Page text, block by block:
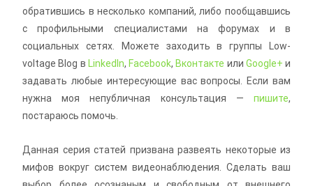
обратившись в несколько компаний, либо пообщавшись
с профильными специалистами на форумах и в
социальных сетях. Можете заходить в группы Low-
voltage Blog в LinkedIn, Facebook,Вконтакте или Google+ и
задавать любые интересующие вас вопросы. Если вам
нужна моя непубличная консультация — пишите,
постараюсь помочь.
Данная серия статей призвана развеять некоторые из
мифов вокруг систем видеонаблюдения. Сделать ваш